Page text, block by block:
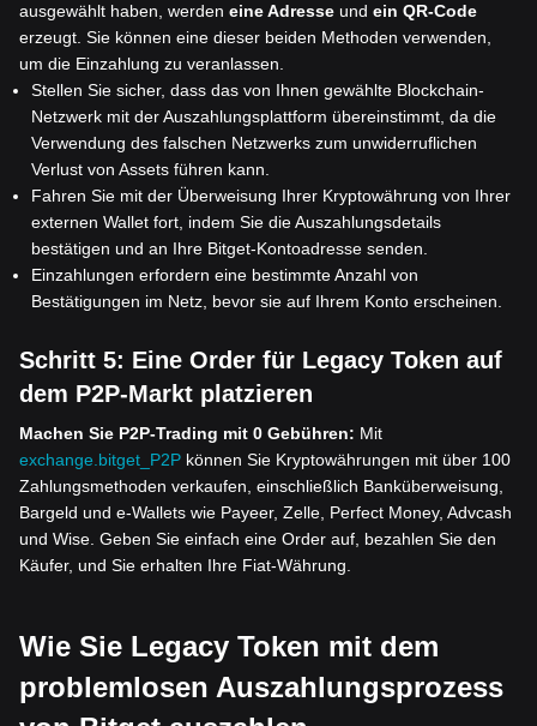
ausgewählt haben, werden eine Adresse und ein QR-Code
erzeugt. Sie können eine dieser beiden Methoden verwenden,
um die Einzahlung zu veranlassen.
Stellen Sie sicher, dass das von Ihnen gewählte Blockchain-
Netzwerk mit der Auszahlungsplattform übereinstimmt, da die
Verwendung des falschen Netzwerks zum unwiderruflichen
Verlust von Assets führen kann.
Fahren Sie mit der Überweisung Ihrer Kryptowährung von Ihrer
externen Wallet fort, indem Sie die Auszahlungsdetails
bestätigen und an Ihre Bitget-Kontoadresse senden.
Einzahlungen erfordern eine bestimmte Anzahl von
Bestätigungen im Netz, bevor sie auf Ihrem Konto erscheinen.
Schritt 5: Eine Order für Legacy Token auf
dem P2P-Markt platzieren
Machen Sie P2P-Trading mit 0 Gebühren: Mit
exchange.bitget_P2P können Sie Kryptowährungen mit über 100
Zahlungsmethoden verkaufen, einschließlich Banküberweisung,
Bargeld und e-Wallets wie Payeer, Zelle, Perfect Money, Advcash
und Wise. Geben Sie einfach eine Order auf, bezahlen Sie den
Käufer, und Sie erhalten Ihre Fiat-Währung.
Wie Sie Legacy Token mit dem
problemlosen Auszahlungsprozess